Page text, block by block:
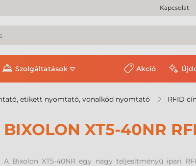
Kapcsolat
Szolgáltatások Akció
etikett nyomtató, vonalkód nyomtató RFID
BIXOLON XT5-40NR
A Bixolon XT5-40NR egy nagy teljesítményű ipari